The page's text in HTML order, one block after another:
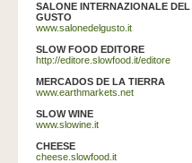
SALONE INTERNAZIONALE DEL
GUSTO
www.salonedelgusto.it
SLOW FOOD EDITORE
http://editore.slowfood.it/editore
MERCADOS DE LA TIERRA
www.earthmarkets.net
SLOW WINE
www.slowine.it
CHEESE
cheese.slowfood.it